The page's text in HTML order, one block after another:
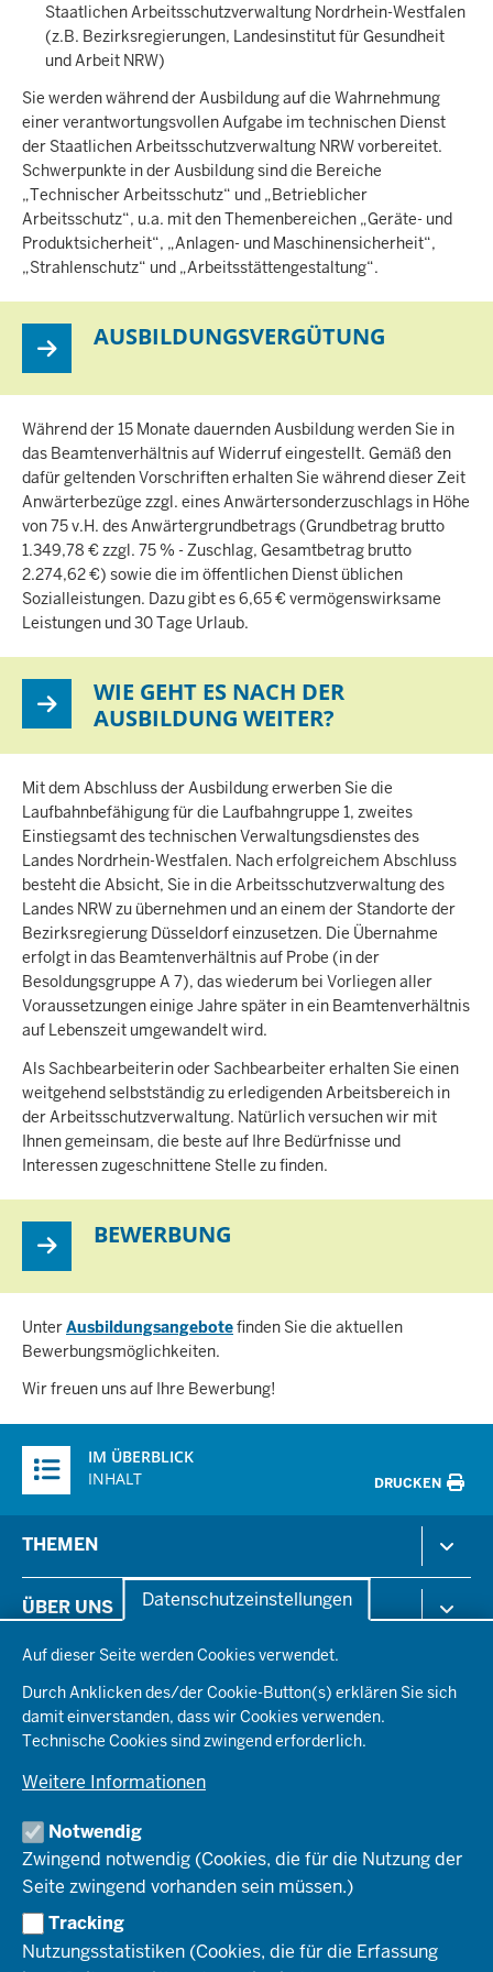
Datenschutzeinstellungen
Auf dieser Seite werden Cookies verwendet.
Durch Anklicken des/der Cookie-Button(s) erklären Sie sich
damit einverstanden, dass wir Cookies verwenden.
Technische Cookies sind zwingend erforderlich.
Weitere Informationen
Notwendig
Zwingend notwendig (Cookies, die für die Nutzung der
Seite zwingend vorhanden sein müssen.)
Tracking
Nutzungsstatistiken (Cookies, die für die Erfassung
Staatlichen Arbeitsschutzverwaltung Nordrhein-Westfalen
(z.B. Bezirksregierungen, Landesinstitut für Gesundheit
und Arbeit NRW)
Sie werden während der Ausbildung auf die Wahrnehmung
einer verantwortungsvollen Aufgabe im technischen Dienst
der Staatlichen Arbeitsschutzverwaltung NRW vorbereitet.
Schwerpunkte in der Ausbildung sind die Bereiche
„Technischer Arbeitsschutz“ und „Betrieblicher
Arbeitsschutz“, u.a. mit den Themenbereichen „Geräte- und
Produktsicherheit“, „Anlagen- und Maschinensicherheit“,
„Strahlenschutz“ und „Arbeitsstättengestaltung“.
AUSBILDUNGSVERGÜTUNG
Während der 15 Monate dauernden Ausbildung werden Sie in
das Beamtenverhältnis auf Widerruf eingestellt. Gemäß den
dafür geltenden Vorschriften erhalten Sie während dieser Zeit
Anwärterbezüge zzgl. eines Anwärtersonderzuschlags in Höhe
von 75 v.H. des Anwärtergrundbetrags (Grundbetrag brutto
1.349,78 € zzgl. 75 % - Zuschlag, Gesamtbetrag brutto
2.274,62 €) sowie die im öffentlichen Dienst üblichen
Sozialleistungen. Dazu gibt es 6,65 € vermögenswirksame
Leistungen und 30 Tage Urlaub.
WIE GEHT ES NACH DER
AUSBILDUNG WEITER?
Mit dem Abschluss der Ausbildung erwerben Sie die
Laufbahnbefähigung für die Laufbahngruppe 1, zweites
Einstiegsamt des technischen Verwaltungsdienstes des
Landes Nordrhein-Westfalen. Nach erfolgreichem Abschluss
besteht die Absicht, Sie in die Arbeitsschutzverwaltung des
Landes NRW zu übernehmen und an einem der Standorte der
Bezirksregierung Düsseldorf einzusetzen. Die Übernahme
erfolgt in das Beamtenverhältnis auf Probe (in der
Besoldungsgruppe A 7), das wiederum bei Vorliegen aller
Voraussetzungen einige Jahre später in ein Beamtenverhältnis
auf Lebenszeit umgewandelt wird.
Als Sachbearbeiterin oder Sachbearbeiter erhalten Sie einen
weitgehend selbstständig zu erledigenden Arbeitsbereich in
der Arbeitsschutzverwaltung. Natürlich versuchen wir mit
Ihnen gemeinsam, die beste auf Ihre Bedürfnisse und
Interessen zugeschnittene Stelle zu finden.
BEWERBUNG
UnterAusbildungsangebotefinden Sie die aktuellen
Bewerbungsmöglichkeiten.
Wir freuen uns auf Ihre Bewerbung!
Inhalte
IM ÜBERBLICK
INHALT
DRUCKEN
in
der
Fußzeile
THEMEN
Gesundheit & Soziales
Kommunales & Wirtschaft
Planen & Bauen
Schule & Bildung
Umwelt & Natur
ÜBER UNS
Aktenpläne
Organisationsstruktur
Behördenleitung
Die Bezirksregierung
Organisationsplan
Institutionen
Arbeitgeberprofil
Stellenangebote
Ausbildung
PRESSE
Pressefotos
Social-Media-Kanäle
REGIONALRAT DÜSSELDORF
SERVICES
Bekanntmachungen
Förderprogramme
HOTLINE